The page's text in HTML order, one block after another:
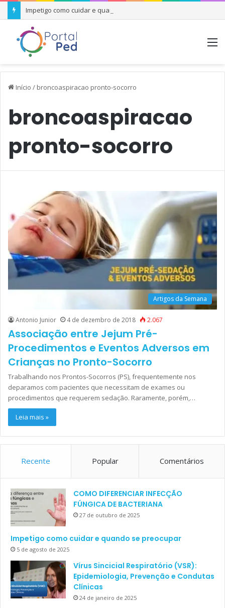
Impetigo como cuidar e quando se preocupar
Início / broncoaspiracao pronto-socorro
broncoaspiracao
pronto-socorro
Artigos da Semana
Antonio Junior 4 de dezembro de 2018 2.067
Associação entre Jejum Pré-
Procedimentos e Eventos Adversos em
Crianças no Pronto-Socorro
Trabalhando nos Prontos-Socorros (PS), frequentemente nos
deparamos com pacientes que necessitam de exames ou
procedimentos que requerem sedação. Raramente, porém,…
Leia mais »
Recente Popular Comentários
COMO DIFERENCIAR INFECÇÃO
FÚNGICA DE BACTERIANA
27 de outubro de 2025
Impetigo como cuidar e quando se preocupar
5 de agosto de 2025
Vírus Sincicial Respiratório (VSR):
Epidemiologia, Prevenção e Condutas
Clínicas
24 de janeiro de 2025